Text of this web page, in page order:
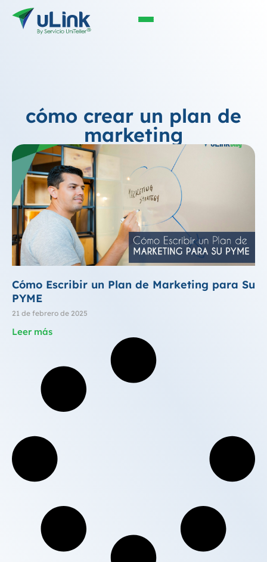
cómo crear un plan de
marketing
Cómo Escribir un Plan de Marketing para Su
PYME
21 de febrero de 2025
Leer más